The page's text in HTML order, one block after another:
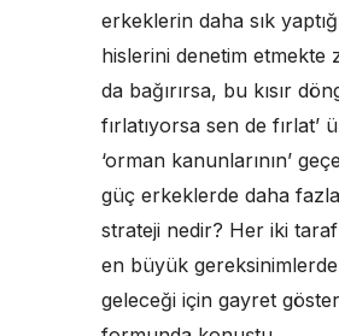
erkeklerin daha sık
hislerini denetim etmekte
da bağırırsa, bu kısır
fırlatıyorsa sen de
‘orman kanunlarının’
güç erkeklerde daha
strateji nedir? Her iki taraf
en büyük
geleceği için gayret